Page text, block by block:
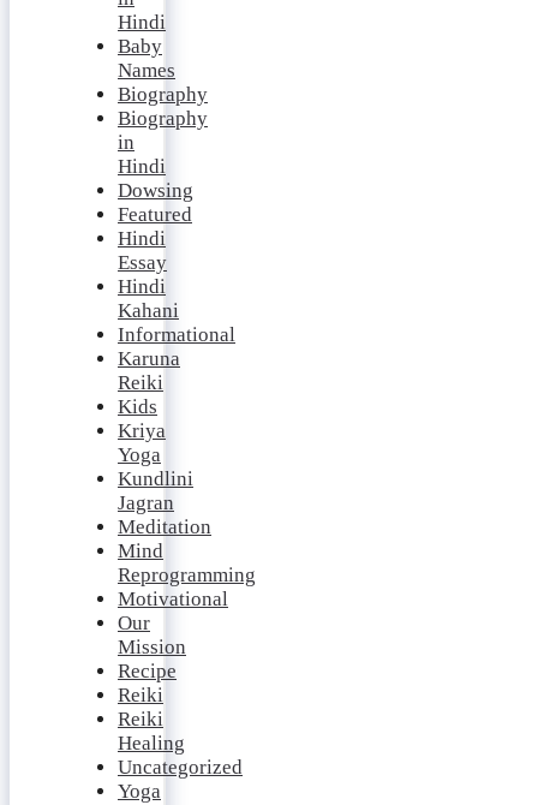
Hindi
Baby
Names
Biography
Biography
in
Hindi
Dowsing
Featured
Hindi
Essay
Hindi
Kahani
Informational
Karuna
Reiki
Kids
Kriya
Yoga
Kundlini
Jagran
Meditation
Mind
Reprogramming
Motivational
Our
Mission
Recipe
Reiki
Reiki
Healing
Uncategorized
Yoga